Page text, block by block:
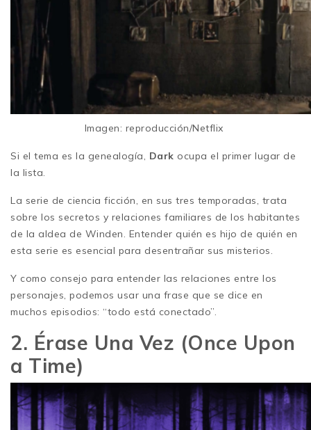
Imagen: reproducción/Netflix
Si el tema es la genealogía, Dark ocupa el primer lugar de
la lista.
La serie de ciencia ficción, en sus tres temporadas, trata
sobre los secretos y relaciones familiares de los habitantes
de la aldea de Winden. Entender quién es hijo de quién en
esta serie es esencial para desentrañar sus misterios.
Y como consejo para entender las relaciones entre los
personajes, podemos usar una frase que se dice en
muchos episodios: “todo está conectado”.
2. Érase Una Vez (Once Upon
a Time)